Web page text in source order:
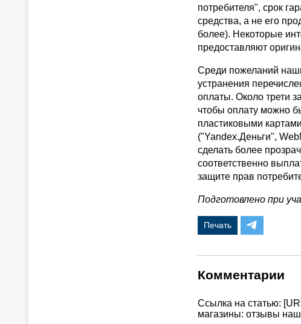
потребителя", срок
средства, а не его
более). Некоторые
предоставляют
Среди пожеланий
устранения
оплаты. Около трети
чтобы оплату можно
пластиковыми
("Yandex.Деньги",
сделать более
соответственно
защите прав
Подготовлено при
Печать
Комментарии
Ссылка на статью:
магазины: отзывы